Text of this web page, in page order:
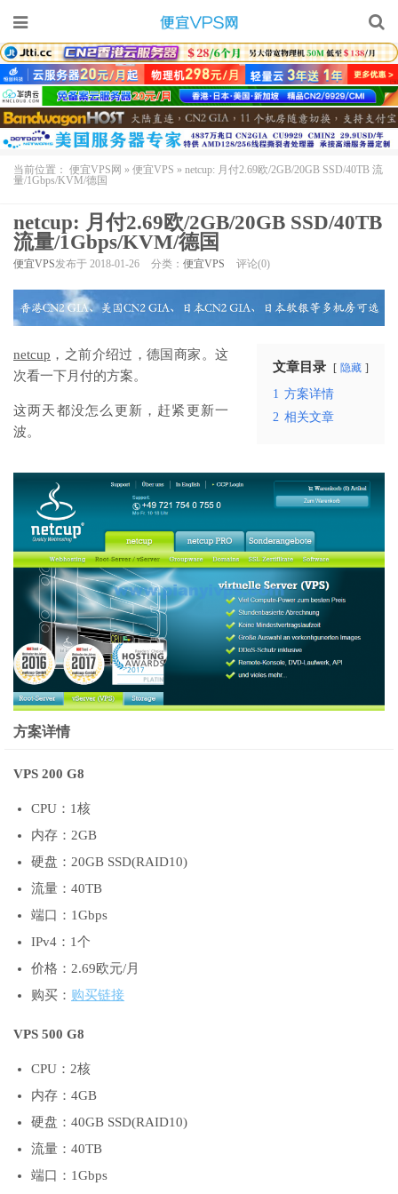
当前位置： 便宜VPS网 » 便宜VPS » netcup: 月付2.69欧/2GB/20GB SSD/40TB 流
量/1Gbps/KVM/德国
netcup: 月付2.69欧/2GB/20GB SSD/40TB
流量/1Gbps/KVM/德国
便宜VPS发布于 2018-01-26 分类： 便宜VPS 评论(0)
文章目录 隐藏
1 方案详情
2 相关文章
netcup ，之前介绍过，德国商家。这
次看一下月付的方案。
这两天都没怎么更新，赶紧更新一
波。
方案详情
VPS 200 G8
CPU：1核
内存：2GB
硬盘：20GB SSD(RAID10)
流量：40TB
端口：1Gbps
IPv4：1个
价格：2.69欧元/月
购买： 购买链接
VPS 500 G8
CPU：2核
内存：4GB
硬盘：40GB SSD(RAID10)
流量：40TB
端口：1Gbps